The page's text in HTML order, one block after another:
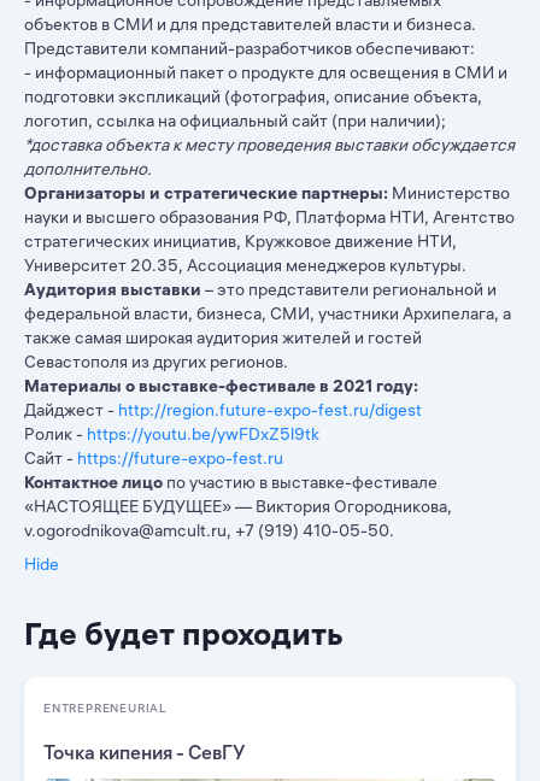
объектов в СМИ и для представителей власти и бизнеса.
Представители компаний-разработчиков обеспечивают:
- информационный пакет о продукте для освещения в СМИ и
подготовки экспликаций (фотография, описание объекта,
логотип, ссылка на официальный сайт (при наличии);
*доставка объекта к месту проведения выставки обсуждается
дополнительно.
Организаторы и стратегические партнеры: Министерство
науки и высшего образования РФ, Платформа НТИ, Агентство
стратегических инициатив, Кружковое движение НТИ,
Университет 20.35, Ассоциация менеджеров культуры.
Аудитория выставки – это представители региональной и
федеральной власти, бизнеса, СМИ, участники Архипелага, а
также самая широкая аудитория жителей и гостей
Севастополя из других регионов.
Материалы о выставке-фестивале в 2021 году:
Дайджест - http://region.future-expo-fest.ru/digest
Ролик - https://youtu.be/ywFDxZ5l9tk
Сайт - https://future-expo-fest.ru
Контактное лицо по участию в выставке-фестивале
«НАСТОЯЩЕЕ БУДУЩЕЕ» — Виктория Огородникова,
v.ogorodnikova@amcult.ru, +7 (919) 410-05-50.
Hide
Где будет проходить
ENTREPRENEURIAL
Точка кипения - СевГУ